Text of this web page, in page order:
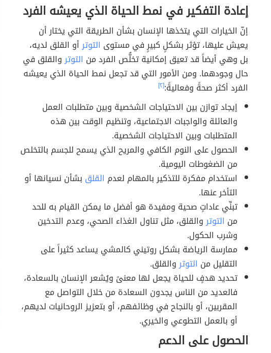
إعادة التفكير في نمط الحياة الذي يعيشه الفرد
إنّ الخيارات التي يتخذها الإنسان بشأن الطريقة التي يختار أن
يعيش عليها، تؤثر بشكلٍ كبيرٍ في مستوى التوترأو القلق لديه،
بل وهي أيضاً قد تعيق إمكانية تخلُّص الفرد من التوتروالقلق في
حال وجودهما. ومن الأمور التي قد تجعل نمط الحياة الذي يعيشه
الفرد أكثر صحةً وفعاليةً:[٢]
إيجاد توازن بين الاحتياجات الشخصية وبين متطلبات العمل
والعائلة والواجبات الاجتماعية، وتنظيم الوقت بين هذه
المتطلبات وبين الاحتياجات الشخصية.
الحصول على النوم الكافي والمريح الذي يسمح للجسم بالتخلص
من الضغوطات اليومية.
استخدام مفكرة للتذكير بالمهام لعدم القلق بشأن نسيانها أو
التأخر عنها.
تبنِّي عاداتٍ صحية ومفيدة هو أفضل ما يمكن القيام به للحد
من التوتروالقلق، مثل تناول الغذاء الصحي، وعدم التدخين
وشرب الحكول.
ممارسة الرياضة بشكل روتيني كالمشي يساعد كثيراً على
التقليل من التوتروالقلق.
تحديد هدفٍ للحياة يجعل لها معنىً ويُشعر الإنسان بالسعادة،
فالعديد من الناس يجدون السعادة من خلال التواصل مع
المقربين، أو بالنجاح في وظائفهم، أو بتعزيز الروحانيات لديهم،
أو بالعمل التطوعي والخيري.
الحصول على الدعم